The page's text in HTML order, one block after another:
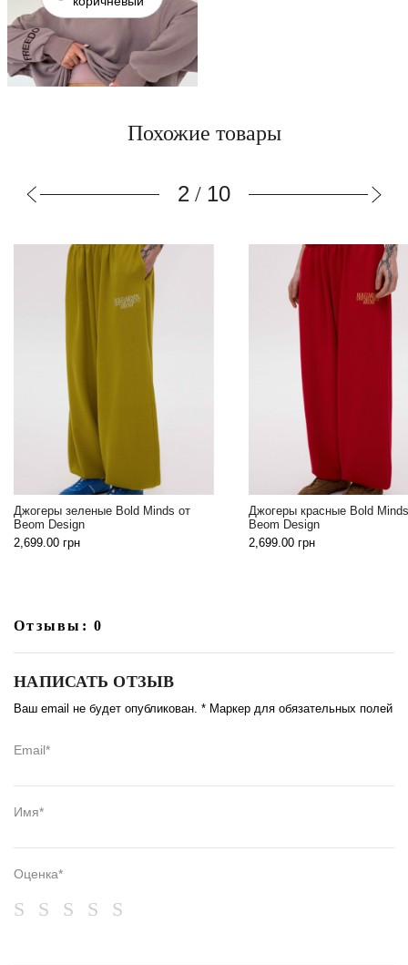
Похожие товары
3 / 10
Bold Minds от
Джогеры красные Bold Minds от
Отзывы: 0
НАПИСАТЬ ОТЗЫВ
Ваш email не будет опубликован. * Маркер для обязательных полей
Email*
Имя*
Оценка*